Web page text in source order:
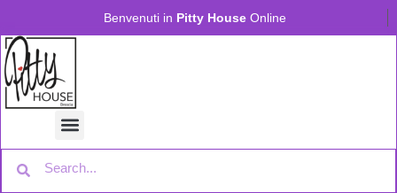
Benvenuti in Pitty House Online